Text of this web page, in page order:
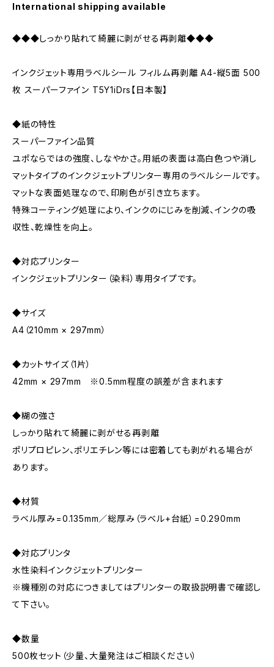
International shipping available
◆◆◆しっかり貼れて綺麗に剥がせる再剥離◆◆◆
インクジェット専用ラベルシール フィルム再剥離 A4-縦5面 500
枚 スーパーファイン T5Y1iDrs【日本製】
◆紙の特性
スーパーファイン品質
ユポならではの強度、しなやかさ。用紙の表面は高白色つや消し
マットタイプのインクジェットプリンター専用のラベルシールです。
マットな表面処理なので、印刷色が引き立ちます。
特殊コーティング処理により、インクのにじみを削減、インクの吸
収性、乾燥性を向上。
◆対応プリンター
インクジェットプリンター（染料）専用タイプです。
◆サイズ
A4（210mm × 297mm）
◆カットサイズ（1片）
42mm × 297mm ※0.5mm程度の誤差が含まれます
◆糊の強さ
しっかり貼れて綺麗に剥がせる再剥離
ポリプロピレン、ポリエチレン等には密着しても剥がれる場合が
あります。
◆材質
ラベル厚み=0.135mm／総厚み（ラベル+台紙）=0.290mm
◆対応プリンタ
水性染料インクジェットプリンター
※機種別の対応につきましてはプリンターの取扱説明書で確認し
て下さい。
◆数量
500枚セット（少量、大量発注はご相談ください）